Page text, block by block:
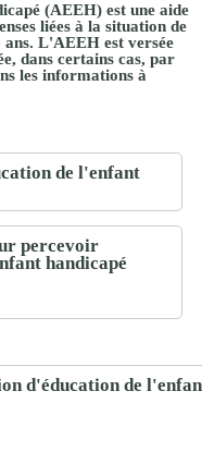
(AEEH) est une aide
liées à la situation de
ans. L'AEEH est versée
dans certains cas, par
les informations à
de l'enfant
percevoir
handicapé
d'éducation de